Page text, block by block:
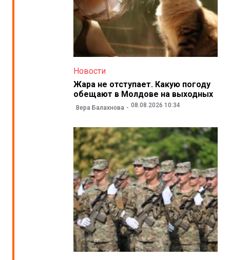
Новости
Жара не отступает. Какую погоду
обещают в Молдове на выходных
Вера Балахнова 08.08.2026 10:34